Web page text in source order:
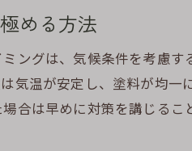
湿度に対応した
メンテナンスス
湿気対策として
静岡の気候に適
める方法
ングは、気候条件を考慮
気温が安定し、塗料が均
合は早めに対策を講じる